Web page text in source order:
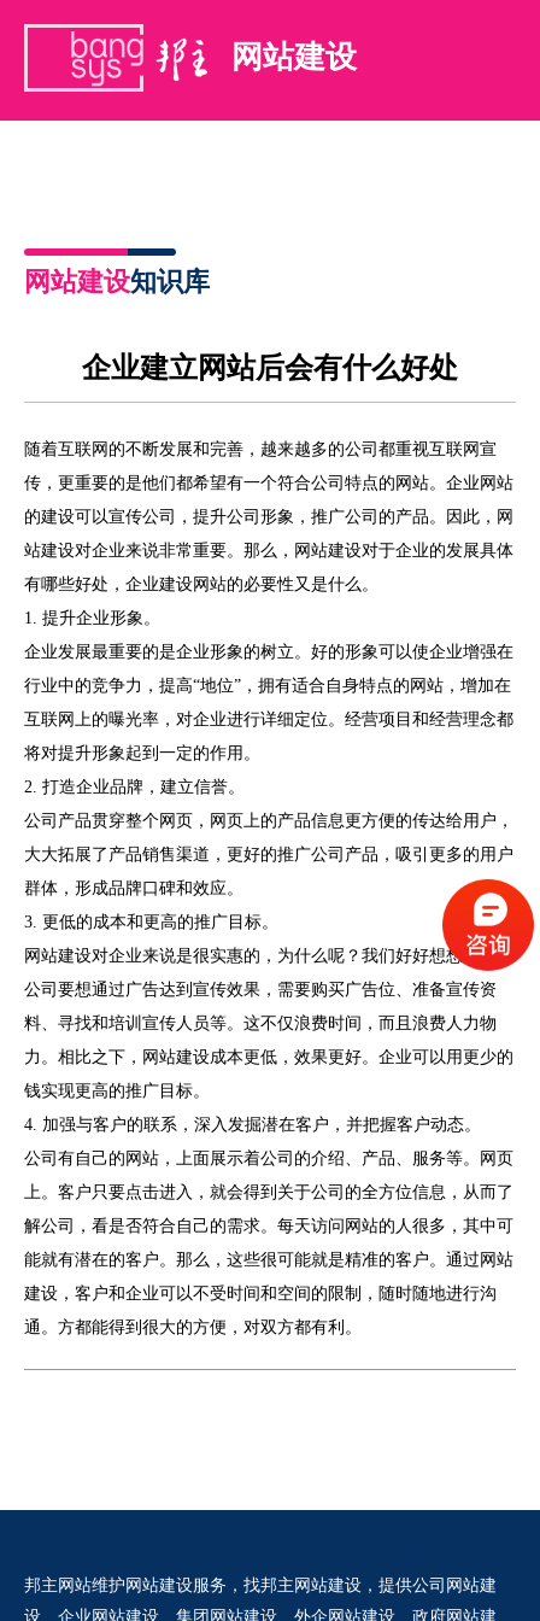
网站建设
网站建设知识库
企业建立网站后会有什么好处
随着互联网的不断发展和完善，越来越多的公司都重视互联网宣
传，更重要的是他们都希望有一个符合公司特点的网站。企业网站
的建设可以宣传公司，提升公司形象，推广公司的产品。因此，网
站建设对企业来说非常重要。那么，网站建设对于企业的发展具体
有哪些好处，企业建设网站的必要性又是什么。
1. 提升企业形象。
企业发展最重要的是企业形象的树立。好的形象可以使企业增强在
行业中的竞争力，提高“地位”，拥有适合自身特点的网站，增加在
互联网上的曝光率，对企业进行详细定位。经营项目和经营理念都
将对提升形象起到一定的作用。
2. 打造企业品牌，建立信誉。
公司产品贯穿整个网页，网页上的产品信息更方便的传达给用户，
大大拓展了产品销售渠道，更好的推广公司产品，吸引更多的用户
群体，形成品牌口碑和效应。
3. 更低的成本和更高的推广目标。
网站建设对企业来说是很实惠的，为什么呢？我们好好想想。一个
公司要想通过广告达到宣传效果，需要购买广告位、准备宣传资
料、寻找和培训宣传人员等。这不仅浪费时间，而且浪费人力物
力。相比之下，网站建设成本更低，效果更好。企业可以用更少的
钱实现更高的推广目标。
4. 加强与客户的联系，深入发掘潜在客户，并把握客户动态。
公司有自己的网站，上面展示着公司的介绍、产品、服务等。网页
上。客户只要点击进入，就会得到关于公司的全方位信息，从而了
解公司，看是否符合自己的需求。每天访问网站的人很多，其中可
能就有潜在的客户。那么，这些很可能就是精准的客户。通过网站
建设，客户和企业可以不受时间和空间的限制，随时随地进行沟
通。方都能得到很大的方便，对双方都有利。
邦主网站维护网站建设服务，找邦主网站建设，提供公司网站建
设、企业网站建设、集团网站建设、外企网站建设、政府网站建